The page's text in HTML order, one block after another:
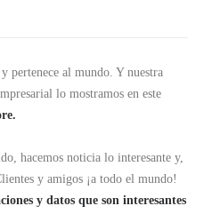
pertenece al mundo. Y nuestra
lo mostramos en este
hacemos noticia lo interesante y,
y amigos ¡a todo el mundo!
y datos que son interesantes